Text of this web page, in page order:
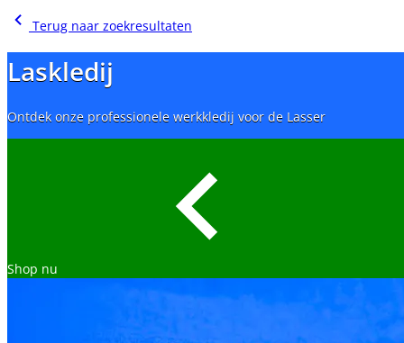
Terug naar zoekresultaten
Laskledij
Ontdek onze professionele werkkledij voor de Lasser
Shop nu